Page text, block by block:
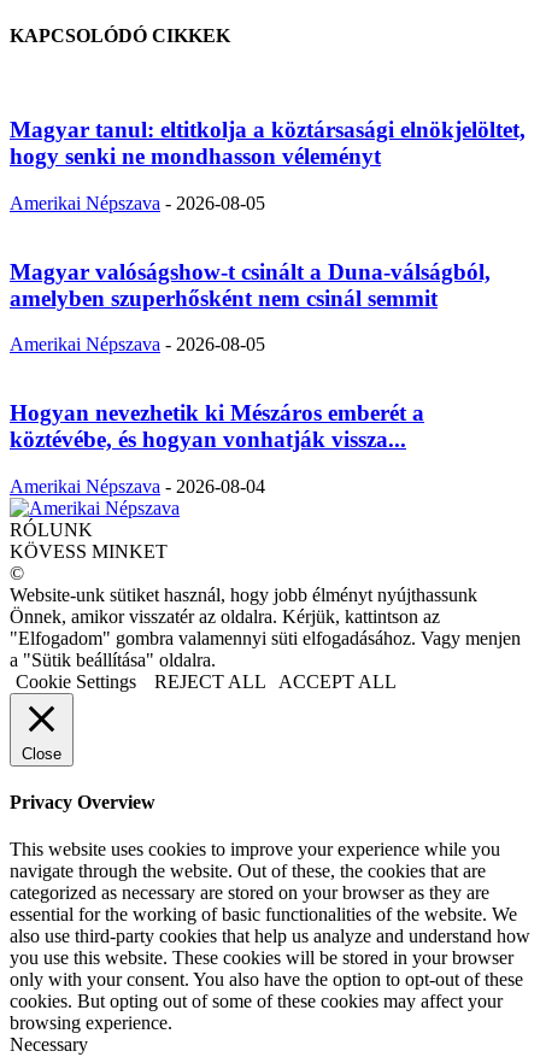
KAPCSOLÓDÓ CIKKEK
Magyar tanul: eltitkolja a köztársasági elnökjelöltet,
hogy senki ne mondhasson véleményt
Amerikai Népszava - 2026-08-05
Magyar valóságshow-t csinált a Duna-válságból,
amelyben szuperhősként nem csinál semmit
Amerikai Népszava - 2026-08-05
Hogyan nevezhetik ki Mészáros emberét a
köztévébe, és hogyan vonhatják vissza...
Amerikai Népszava - 2026-08-04
RÓLUNK
KÖVESS MINKET
©
Website-unk sütiket használ, hogy jobb élményt nyújthassunk
Önnek, amikor visszatér az oldalra. Kérjük, kattintson az
"Elfogadom" gombra valamennyi süti elfogadásához. Vagy menjen
a "Sütik beállítása" oldalra.
Cookie Settings
REJECT ALL ACCEPT ALL
Close
Privacy Overview
This website uses cookies to improve your experience while you
navigate through the website. Out of these, the cookies that are
categorized as necessary are stored on your browser as they are
essential for the working of basic functionalities of the website. We
also use third-party cookies that help us analyze and understand how
you use this website. These cookies will be stored in your browser
only with your consent. You also have the option to opt-out of these
cookies. But opting out of some of these cookies may affect your
browsing experience.
Necessary